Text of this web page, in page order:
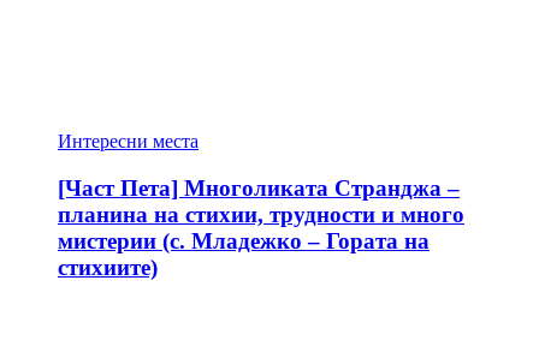
Интересни места
[Част Пета] Многоликата Странджа –
планина на стихии, трудности и много
мистерии (с. Младежко – Гората на
стихиите)